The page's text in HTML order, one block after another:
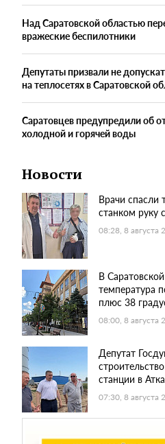
Над Саратовской областью
вражеские беспилотники
Депутаты призвали не
на теплосетях в Саратовской
Саратовцев предупредили об
холодной и горячей воды
Новости
Врачи спасли
станком руку
08:28, 8 августа
В
температура
плюс 38
08:00, 8 августа
Депутат
станции в
07:30, 8 августа